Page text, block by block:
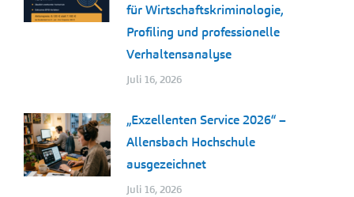
für Wirtschaftskriminologie,
Profiling und professionelle
Verhaltensanalyse
Juli 16, 2026
„Exzellenten Service 2026“ –
Allensbach Hochschule
ausgezeichnet
Juli 16, 2026